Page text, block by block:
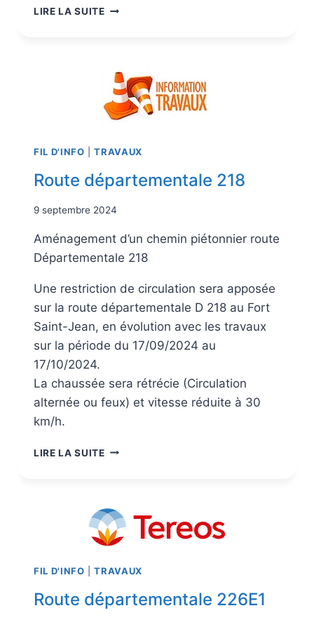
LIRE LA SUITE
FIL D'INFO |TRAVAUX
Route départementale 218
9 septembre 2024
Aménagement d’un chemin piétonnier route
Départementale 218
Une restriction de circulation sera apposée
sur la route départementale D 218 au Fort
Saint-Jean, en évolution avec les travaux
sur la période du 17/09/2024 au
17/10/2024.
La chaussée sera rétrécie (Circulation
alternée ou feux) et vitesse réduite à 30
km/h.
LIRE LA SUITE
FIL D'INFO |TRAVAUX
Route départementale 226E1